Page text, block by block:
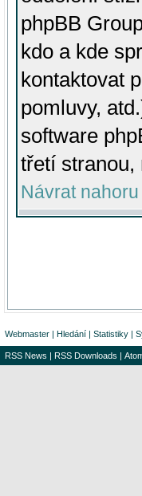
phpBB
kdo a kde
kontaktovat
pomluvy,
software
třetí stranou,
Návrat nahoru
Webmaster | Hledání | Statistiky |
RSS News | RSS Downloads |